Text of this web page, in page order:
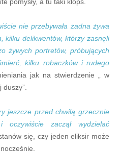
nie przebywała żadna żywa
kilku delikwentów, którzy zasnęli
żywych portretów, próbujących
kilku robaczków i rudego
jak na stwierdzenie „ w
jeszcze przed chwilą grzecznie
zaczął wydzielać
się, czy jeden eliksir może